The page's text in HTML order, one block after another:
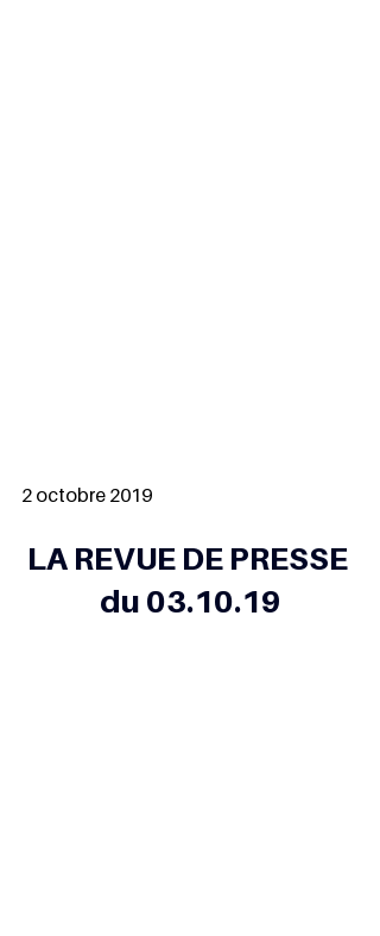
2 octobre 2019
LA REVUE DE PRESSE
du 03.10.19